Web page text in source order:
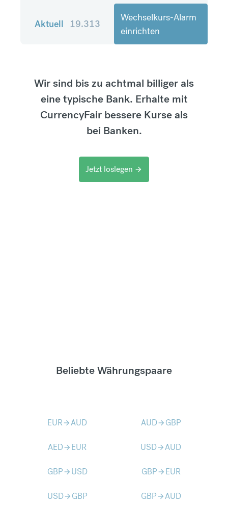
Aktuell 19.313
Wechselkurs-Alarm
einrichten
Wir sind bis zu achtmal billiger als
eine typische Bank. Erhalte mit
CurrencyFair bessere Kurse als
bei Banken.
Jetzt loslegen arrow_forward
Beliebte Währungspaare
EURarrow_forwardAUD AUDarrow_forward GBP
AEDarrow_forward EUR USDarrow_forwardAUD
GBParrow_forward USD GBParrow_forward EUR
USDarrow_forward GBP GBParrow_forwardAUD